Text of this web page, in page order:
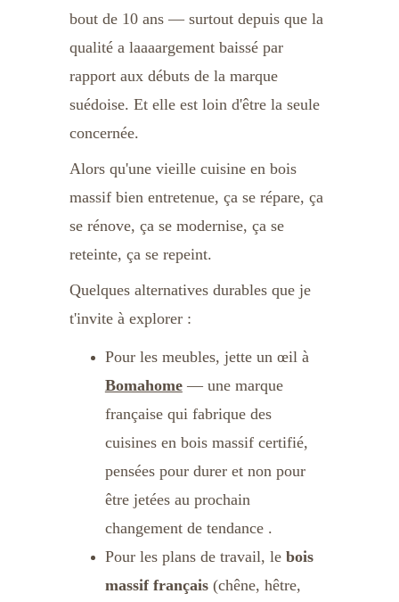
bout de 10 ans — surtout depuis que la
qualité a laaaargement baissé par
rapport aux débuts de la marque
suédoise. Et elle est loin d'être la seule
concernée.
Alors qu'une vieille cuisine en bois
massif bien entretenue, ça se répare, ça
se rénove, ça se modernise, ça se
reteinte, ça se repeint.
Quelques alternatives durables que je
t'invite à explorer :
Pour les meubles, jette un œil à
Bomahome — une marque
française qui fabrique des
cuisines en bois massif certifié,
pensées pour durer et non pour
être jetées au prochain
changement de tendance .
Pour les plans de travail, le bois
massif français (chêne, hêtre,